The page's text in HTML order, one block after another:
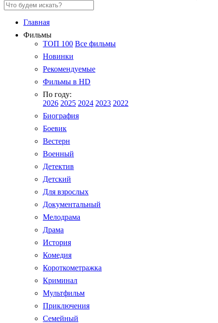
Главная
Фильмы
ТОП 100 Все фильмы
Новинки
Рекомендуемые
Фильмы в HD
По году:
2026 2025 2024 2023 2022
Биография
Боевик
Вестерн
Военный
Детектив
Детский
Для взрослых
Документальный
Мелодрама
Драма
История
Комедия
Короткометражка
Криминал
Мультфильм
Приключения
Семейный